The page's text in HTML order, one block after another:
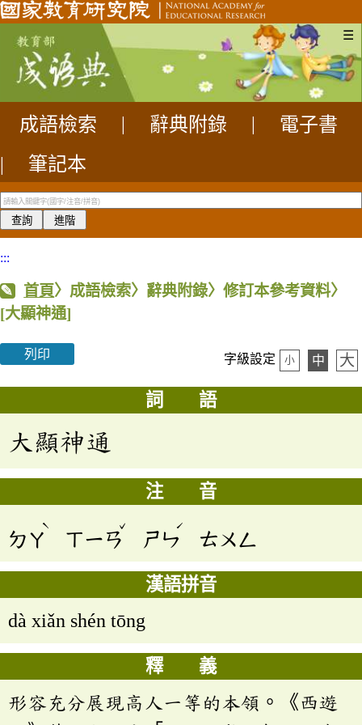
☰
成語檢索 辭典附錄
電子書
|
筆記本
:::
首頁〉成語檢索〉辭典附錄〉修訂本參考資料〉
[大顯神通]
列印 字級設定 小 中 大
詞 語
大顯神通
注 音
ㄉㄚ
ˋ
ㄒㄧㄢ
ˇ
ㄕㄣ
ˊ
ㄊㄨㄥ
漢語拼音
dà xiǎn shén tōng
釋 義
形容充分展現高人一等的本領。《西遊